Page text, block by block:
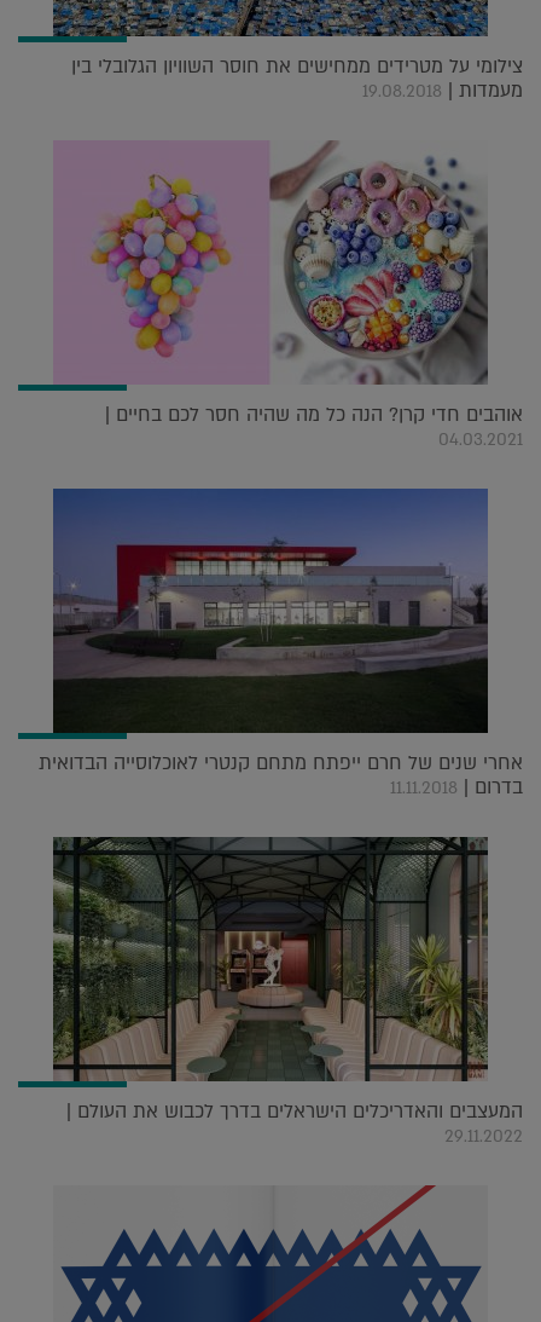
צילומי על מטרידים ממחישים את חוסר השוויון הגלובלי בין
מעמדות | 19.08.2018
אוהבים חדי קרן? הנה כל מה שהיה חסר לכם בחיים |
04.03.2021
אחרי שנים של חרם ייפתח מתחם קנטרי לאוכלוסייה הבדואית
בדרום | 11.11.2018
המעצבים והאדריכלים הישראלים בדרך לכבוש את העולם |
29.11.2022